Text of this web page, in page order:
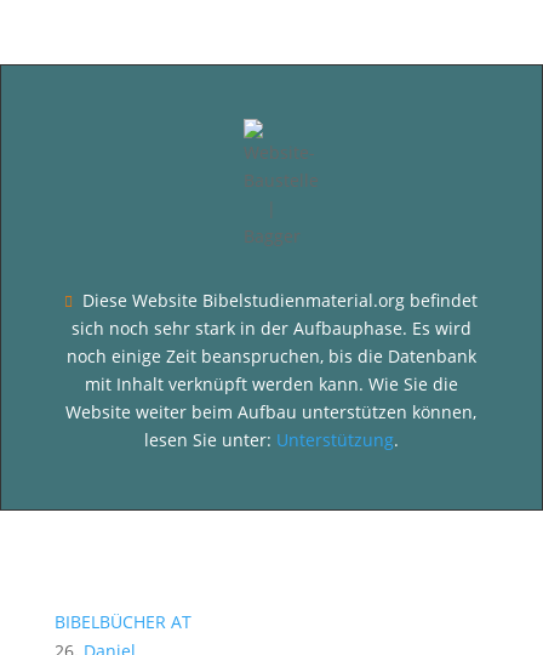

Diese Website Bibelstudienmaterial.org befindet
sich noch sehr stark in der Aufbauphase. Es wird
noch einige Zeit beanspruchen, bis die Datenbank
mit Inhalt verknüpft werden kann. Wie Sie die
Website weiter beim Aufbau unterstützen können,
lesen Sie unter: Unterstützung.
BIBELBÜCHER AT